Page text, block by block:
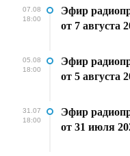
07.08
18:00
Эфир
от 7 августа
05.08
18:00
Эфир
от 5 августа
31.07
18:00
Эфир
от 31 июля